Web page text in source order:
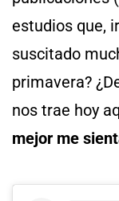
estudios que,
suscitado
primavera?
nos trae hoy
mejor me